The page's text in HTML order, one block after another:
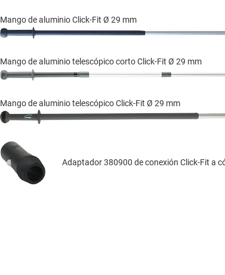
Mango de aluminio Click-Fit Ø 29 mm
Mango de aluminio telescópico corto Click-Fit Ø 29 mm
Mango de aluminio telescópico Click-Fit Ø 29 mm
Adaptador 380900 de conexión Click-Fit a